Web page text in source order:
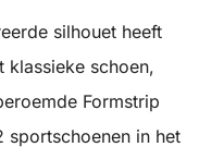
silhouet heeft
klassieke schoen,
Formstrip
sportschoenen in het